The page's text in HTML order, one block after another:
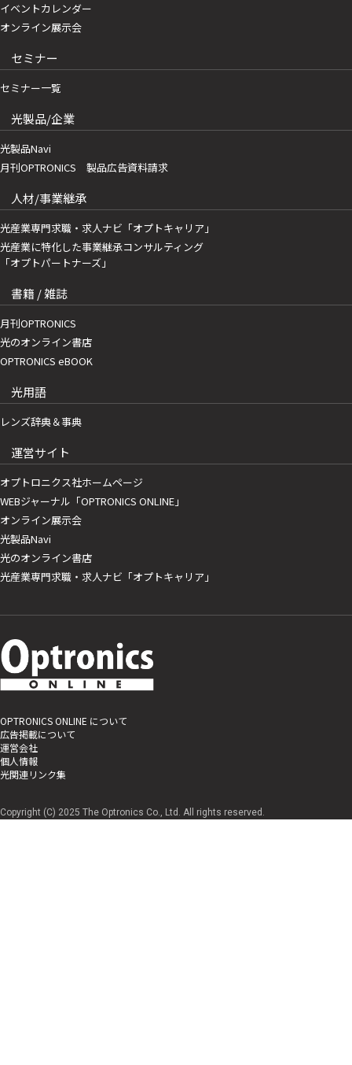
イベントカレンダー
オンライン展示会
セミナー
セミナー一覧
光製品/企業
光製品Navi
月刊OPTRONICS 製品広告資料請求
人材/事業継承
光産業専門求職・求人ナビ「オプトキャリア」
光産業に特化した事業継承コンサルティング
「オプトパートナーズ」
書籍 / 雑誌
月刊OPTRONICS
光のオンライン書店
OPTRONICS eBOOK
光用語
レンズ辞典＆事典
運営サイト
オプトロニクス社ホームページ
WEBジャーナル「OPTRONICS ONLINE」
オンライン展示会
光製品Navi
光のオンライン書店
光産業専門求職・求人ナビ「オプトキャリア」
OPTRONICS ONLINE について
広告掲載について
運営会社
個人情報
光関連リンク集
Copyright (C) 2025 The Optronics Co., Ltd. All rights reserved.